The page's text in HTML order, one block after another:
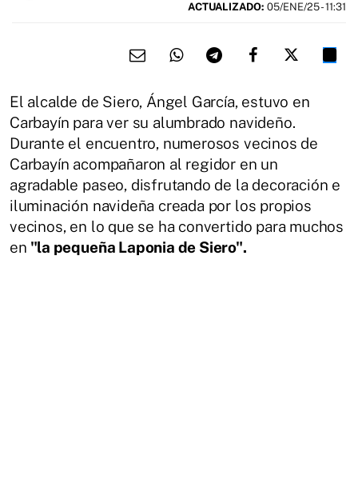
ACTUALIZADO: 05/ENE/25 - 11:31
El alcalde de Siero, Ángel García, estuvo en
Carbayín para ver su alumbrado navideño.
Durante el encuentro, numerosos vecinos de
Carbayín acompañaron al regidor en un
agradable paseo, disfrutando de la decoración e
iluminación navideña creada por los propios
vecinos, en lo que se ha convertido para muchos
en "la pequeña Laponia de Siero".